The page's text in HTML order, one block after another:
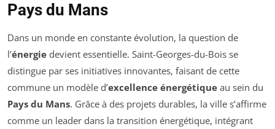
Pays du Mans
Dans un monde en constante évolution, la question de
l’énergie devient essentielle. Saint-Georges-du-Bois se
distingue par ses initiatives innovantes, faisant de cette
commune un modèle d’excellence énergétique au sein du
Pays du Mans. Grâce à des projets durables, la ville s’affirme
comme un leader dans la transition énergétique, intégrant